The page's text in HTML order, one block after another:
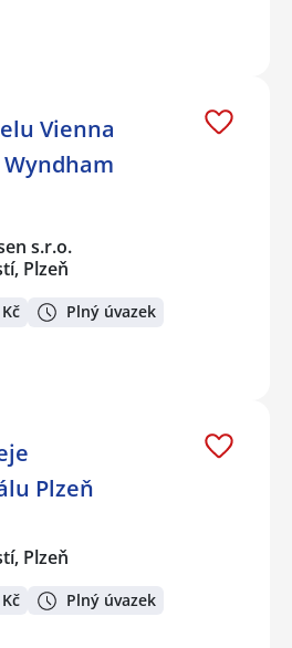
Vienna
Wyndham
s.r.o.
Plzeň
Plný úvazek
Plzeň
Plzeň
Plný úvazek